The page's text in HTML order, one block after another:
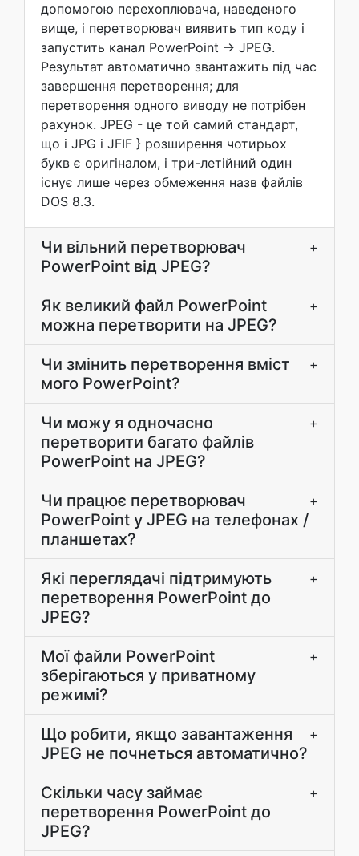
допомогою перехоплювача, наведеного
вище, і перетворювач виявить тип коду і
запустить канал PowerPoint → JPEG.
Результат автоматично звантажить під час
завершення перетворення; для
перетворення одного виводу не потрібен
рахунок. JPEG - це той самий стандарт,
що і JPG і JFIF } розширення чотирьох
букв є оригіналом, і три-летійний один
існує лише через обмеження назв файлів
DOS 8.3.
Чи вільний перетворювач
PowerPoint від JPEG?
+
Як великий файл PowerPoint
можна перетворити на JPEG?
+
Чи змінить перетворення вміст
мого PowerPoint?
+
Чи можу я одночасно
перетворити багато файлів
PowerPoint на JPEG?
+
Чи працює перетворювач
PowerPoint у JPEG на телефонах /
планшетах?
+
Які переглядачі підтримують
перетворення PowerPoint до
JPEG?
+
Мої файли PowerPoint
зберігаються у приватному
режимі?
+
Що робити, якщо завантаження
JPEG не почнеться автоматично?
+
Скільки часу займає
перетворення PowerPoint до
JPEG?
+